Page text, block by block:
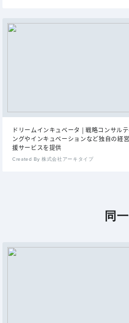
ドリームインキュベータ | 戦略コンサルテ
ングやインキュベーションなど独自の経
援サービスを提供
Created By 株式会社アーキタイプ
同